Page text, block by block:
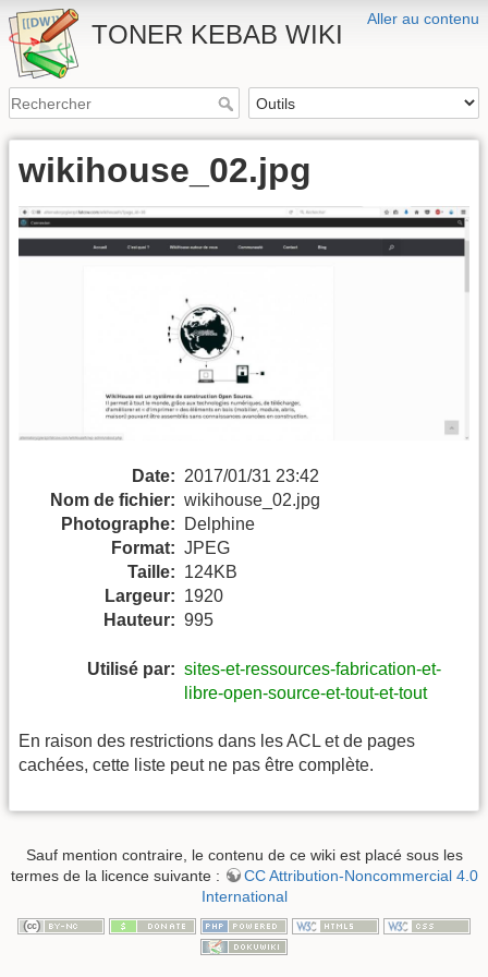
Aller au contenu
TONER KEBAB WIKI
wikihouse_02.jpg
Date: 2017/01/31 23:42
Nom de fichier: wikihouse_02.jpg
Photographe:
Delphine
Format: JPEG
Taille: 124KB
Largeur: 1920
Hauteur: 995
Utilisé par: sites-et-ressources-fabrication-et-
libre-open-source-et-tout-et-tout
En raison des restrictions dans les ACL et de pages
cachées, cette liste peut ne pas être complète.
Sauf mention contraire, le contenu de ce wiki est placé sous les
termes de la licence suivante :
CC Attribution-Noncommercial 4.0
International